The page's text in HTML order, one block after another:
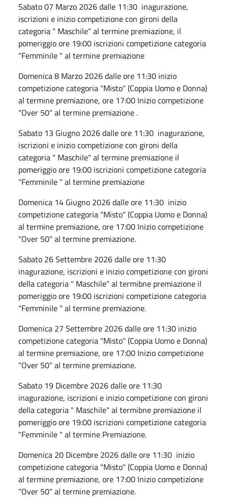
Sabato 07 Marzo 2026 dalle 11:30 inagurazione,
iscrizioni e inizio competizione con gironi della
categoria " Maschile" al termine premiazione, il
pomeriggio ore 19:00 iscrizioni competizione categoria
"Femminile " al termine premiazione
Domenica 8 Marzo 2026 dalle ore 11:30 inizio
competizione categoria "Misto" (Coppia Uomo e Donna)
al termine premiazione, ore 17:00 Inizio competizione
"Over 50" al termine premiazione .
Sabato 13 Giugno 2026 dalle ore 11:30 inagurazione,
iscrizioni e inizio competizione con gironi della
categoria " Maschile" al termine premiazione il
pomeriggio ore 19:00 iscrizioni competizione categoria
"Femminile " al termine premiazione
Domenica 14 Giugno 2026 dalle ore 11:30 inizio
competizione categoria "Misto" (Coppia Uomo e Donna)
al termine premiazione, ore 17:00 Inizio competizione
"Over 50" al termine premiazione.
Sabato 26 Settembre 2026 dalle ore 11:30
inagurazione, iscrizioni e inizio competizione con gironi
della categoria " Maschile" al termibne premiazione il
pomeriggio ore 19:00 iscrizioni competizione categoria
"Femminile " al termine premiazione.
Domenica 27 Settembre 2026 dalle ore 11:30 inizio
competizione categoria "Misto" (Coppia Uomo e Donna)
al termine premiazione, ore 17:00 Inizio competizione
"Over 50" al termine premiazione.
Sabato 19 Dicembre 2026 dalle ore 11:30
inagurazione, iscrizioni e inizio competizione con gironi
della categoria " Maschile" al termibne premiazione il
pomeriggio ore 19:00 iscrizioni competizione categoria
"Femminile " al termine Premiazione.
Domenica 20 Dicembre 2026 dalle ore 11:30 inizio
competizione categoria "Misto" (Coppia Uomo e Donna)
al termine premiazione, ore 17:00 Inizio competizione
"Over 50" al termine premiazione.